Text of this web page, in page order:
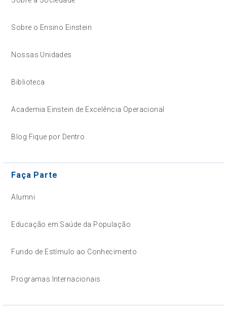
Sobre o Ensino Einstein
Nossas Unidades
Biblioteca
Academia Einstein de Excelência Operacional
Blog Fique por Dentro
Faça Parte
Alumni
Educação em Saúde da População
Fundo de Estímulo ao Conhecimento
Programas Internacionais